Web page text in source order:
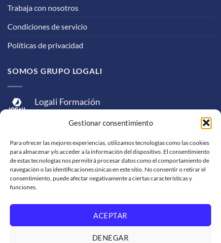
Gestionar consentimiento
Para ofrecer las mejores experiencias, utilizamos tecnologías como las cookies
para almacenar y/o acceder a la información del dispositivo. El consentimiento
de estas tecnologías nos permitirá procesar datos como el comportamiento de
navegación o las identificaciones únicas en este sitio. No consentir o retirar el
consentimiento, puede afectar negativamente a ciertas características y
funciones.
ACEPTAR
DENEGAR
Trabaja con nosotros
Condiciones de servicio
Políticas de privacidad
SOMOS GRUPO LOGALI
Logali Formación
Logali Consultoría
Logali Ingeniería
Express
Skrill
Western